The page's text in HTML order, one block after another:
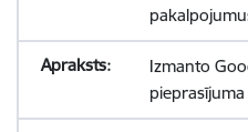
Izmanto